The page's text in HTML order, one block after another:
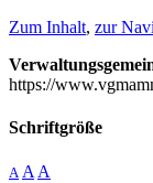
Zum Inhalt, zur
https://
Schriftgröße
A A A